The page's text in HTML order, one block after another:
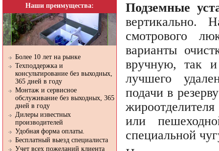
Наши преимущества:
Более 10 лет на рынке
Техподдержка и
консультирование без выходных,
365 дней в году
Монтаж и сервисное
обслуживание без выходных, 365
дней в году
Дилеры известных
производителей
Удобная форма оплаты.
Бесплатный выезд специалиста
Учет всех пожеланий клиента
Подземные
вертикально.
смотрового
варианты
вручную, так
лучшего
подачи в
или
специальной